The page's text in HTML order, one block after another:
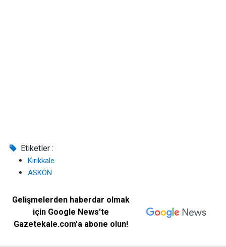
Etiketler :
Kırıkkale
ASKON
Gelişmelerden haberdar olmak
için Google News'te
Gazetekale.com'a abone olun!